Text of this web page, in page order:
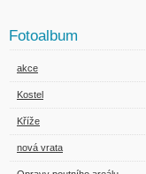
Fotoalbum
akce
Kostel
Kříže
nová vrata